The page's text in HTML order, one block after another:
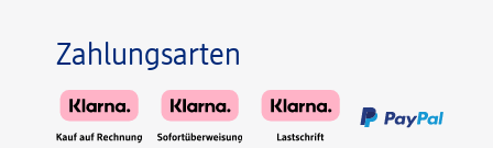
Zahlungsarten